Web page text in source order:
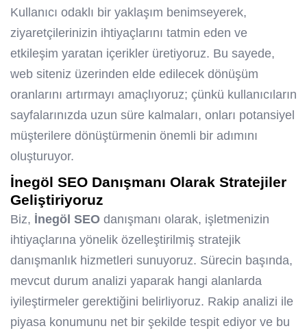
Kullanıcı odaklı bir yaklaşım benimseyerek,
ziyaretçilerinizin ihtiyaçlarını tatmin eden ve
etkileşim yaratan içerikler üretiyoruz. Bu sayede,
web siteniz üzerinden elde edilecek dönüşüm
oranlarını artırmayı amaçlıyoruz; çünkü kullanıcıların
sayfalarınızda uzun süre kalmaları, onları potansiyel
müşterilere dönüştürmenin önemli bir adımını
oluşturuyor.
İnegöl SEO Danışmanı Olarak Stratejiler
Geliştiriyoruz
Biz, İnegöl SEO danışmanı olarak, işletmenizin
ihtiyaçlarına yönelik özelleştirilmiş stratejik
danışmanlık hizmetleri sunuyoruz. Sürecin başında,
mevcut durum analizi yaparak hangi alanlarda
iyileştirmeler gerektiğini belirliyoruz. Rakip analizi ile
piyasa konumunu net bir şekilde tespit ediyor ve bu